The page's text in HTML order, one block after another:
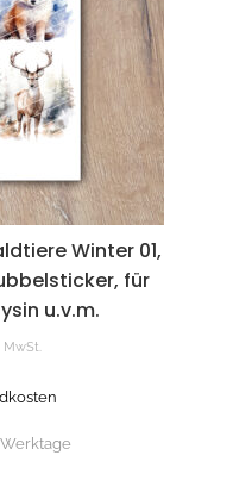
Winter 01,
für
u.v.m.
MwSt.